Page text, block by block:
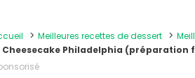
Meilleures recettes de dessert
Cheesecake Philadelphia (préparation